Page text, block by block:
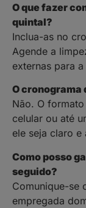
O que fazer
quintal?
Inclua-as no
Agende a
externas para
O cronograma
Não. O
celular ou até
ele seja claro e
Como posso
seguido?
Comunique-se
empregada